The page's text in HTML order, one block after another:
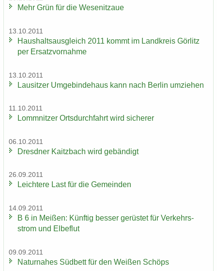
Mehr Grün für die We­se­nitzaue
13.10.2011
Haus­halts­aus­gleich 2011 kommt im Land­kreis Gör­litz
per Er­satz­vor­nah­me
13.10.2011
Lau­sit­zer Um­ge­bin­de­haus kann nach Ber­lin um­zie­hen
11.10.2011
Lomm­nit­zer Orts­durch­fahrt wird si­che­rer
06.10.2011
Dresd­ner Kaitz­bach wird ge­bän­digt
26.09.2011
Leich­te­re Last für die Ge­mein­den
14.09.2011
B 6 in Mei­ßen: Künf­tig bes­ser ge­rüs­tet für Ver­kehrs­
strom und El­be­flut
09.09.2011
Na­tur­na­hes Süd­bett für den Wei­ßen Schöps